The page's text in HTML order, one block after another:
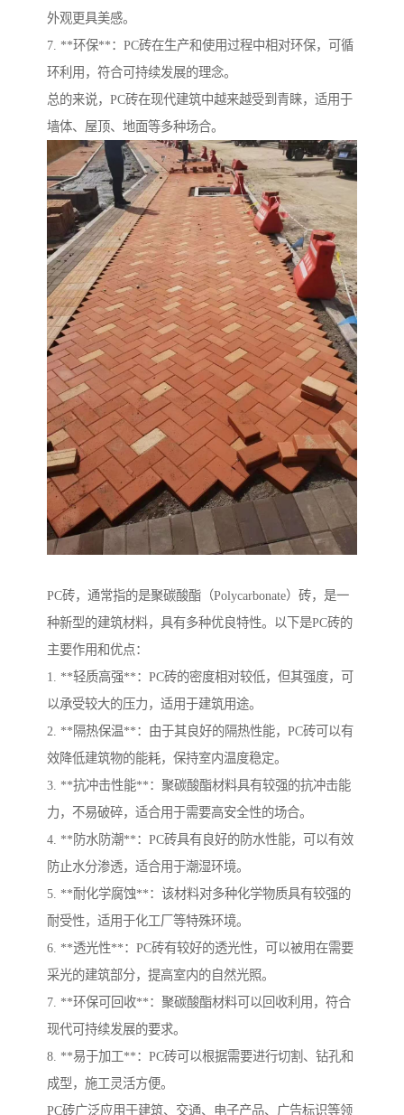
外观更具美感。
7. **环保**：PC砖在生产和使用过程中相对环保，可循
环利用，符合可持续发展的理念。
总的来说，PC砖在现代建筑中越来越受到青睐，适用于
墙体、屋顶、地面等多种场合。
PC砖，通常指的是聚碳酸酯（Polycarbonate）砖，是一
种新型的建筑材料，具有多种优良特性。以下是PC砖的
主要作用和优点：
1. **轻质高强**：PC砖的密度相对较低，但其强度，可
以承受较大的压力，适用于建筑用途。
2. **隔热保温**：由于其良好的隔热性能，PC砖可以有
效降低建筑物的能耗，保持室内温度稳定。
3. **抗冲击性能**：聚碳酸酯材料具有较强的抗冲击能
力，不易破碎，适合用于需要高安全性的场合。
4. **防水防潮**：PC砖具有良好的防水性能，可以有效
防止水分渗透，适合用于潮湿环境。
5. **耐化学腐蚀**：该材料对多种化学物质具有较强的
耐受性，适用于化工厂等特殊环境。
6. **透光性**：PC砖有较好的透光性，可以被用在需要
采光的建筑部分，提高室内的自然光照。
7. **环保可回收**：聚碳酸酯材料可以回收利用，符合
现代可持续发展的要求。
8. **易于加工**：PC砖可以根据需要进行切割、钻孔和
成型，施工灵活方便。
PC砖广泛应用于建筑、交通、电子产品、广告标识等领